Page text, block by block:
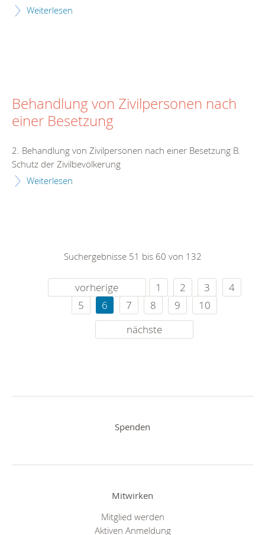
Weiterlesen
Behandlung von Zivilpersonen nach
einer Besetzung
2. Behandlung von Zivilpersonen nach einer Besetzung B.
Schutz der Zivilbevölkerung
Weiterlesen
Suchergebnisse 51 bis 60 von 132
vorherige 1 2 3
4
5
6 7 8 9
10
nächste
Spenden
Mitwirken
Mitglied werden
Aktiven Anmeldung